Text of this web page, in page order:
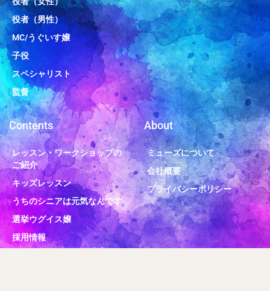
役者（男性）
MC/うぐいす嬢
子役
スペシャリスト
監督
Contents
レッスン・ワークショップの
ご紹介
キッズレッスン
うちのシニアは元気なんです
選挙ウグイス嬢
採用情報
About
ミューズについて
会社概要
プライバシーポリシー